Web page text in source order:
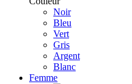
Noir
Bleu
Vert
Gris
Argent
Blanc
Femme